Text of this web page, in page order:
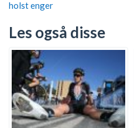
holst enger
Les også disse